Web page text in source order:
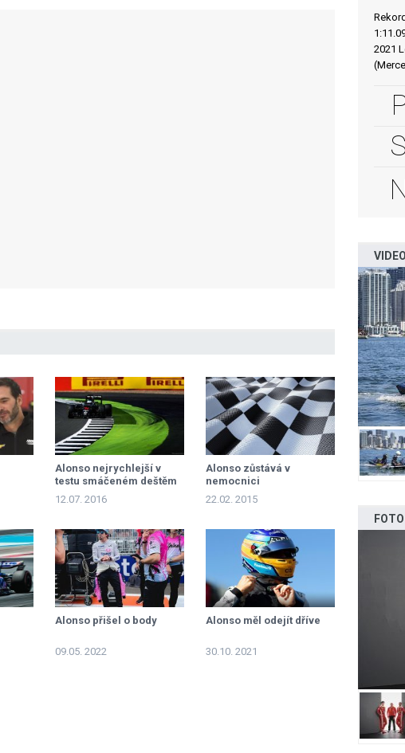
Alonso nejrychlejší v
testu smáčeném deštěm
12.07. 2016
Alonso zůstává v
nemocnici
22.02. 2015
Alonso přišel o body
09.05. 2022
Alonso měl odejít dříve
30.10. 2021
2021
VIDEO
FOTO